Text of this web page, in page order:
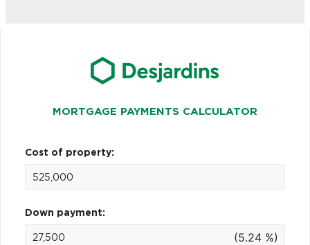
MORTGAGE PAYMENTS CALCULATOR
Cost of property:
Down payment:
(5.24 %)